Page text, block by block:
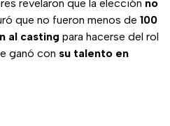
revelaron que la elección no
que no fueron menos de 100
al casting para hacerse del rol
ganó con su talento en